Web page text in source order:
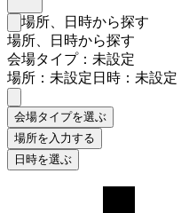
検索フォームを閉じる
場所、日時から探す
場所、日時から探す
会場タイプ：未設定
場所：未設定日時：未設定
会場タイプを選ぶ
場所を入力する
日時を選ぶ